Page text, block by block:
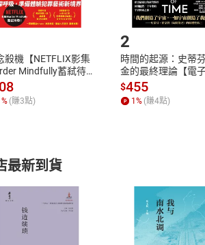
Step1.選擇閱讀載具
殺機【NETFLIX影集
Mindfully蓄弒待
【電子書】
% (賺3點)
2
時間的起源：史蒂
金的最終理論【電子
$455
1 % (賺4點)
最新到貨